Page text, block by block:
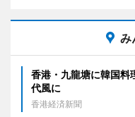
み
香港・九龍塘に韓国
代風に
香港経済新聞